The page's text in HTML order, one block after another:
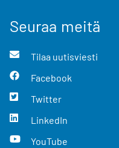
Seuraa meitä
Tilaa uutisviesti
Facebook
Twitter
LinkedIn
YouTube